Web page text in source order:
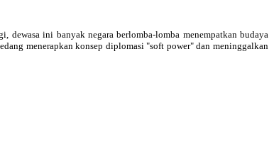
dewasa ini banyak negara berlomba-lomba menempatkan budaya
menerapkan konsep diplomasi "soft power" dan meninggalkan